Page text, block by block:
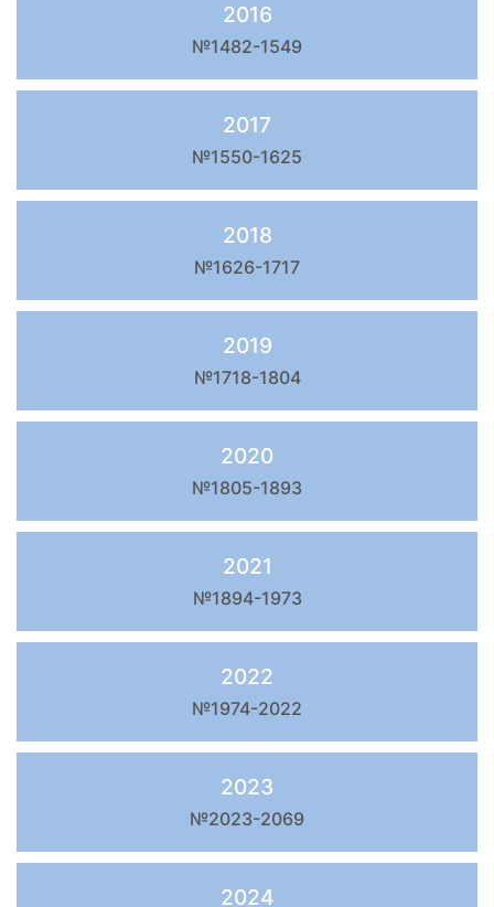
2016
№1482-1549
2017
№1550-1625
2018
№1626-1717
2019
№1718-1804
2020
№1805-1893
2021
№1894-1973
2022
№1974-2022
2023
№2023-2069
2024